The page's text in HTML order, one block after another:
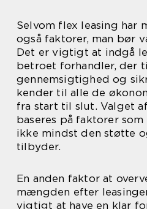
Selvom flex leasing har
også faktorer, man bør
Det er vigtigt at indgå
betroet forhandler, der
gennemsigtighed og
kender til alle de
fra start til slut. Valget
baseres på faktorer
ikke mindst den støtte
tilbyder.
En anden faktor at
mængden efter
vigtigt at have en klar